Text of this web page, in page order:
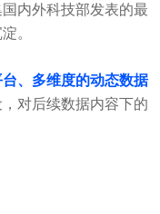
内外科技部发表的最
。
、多维度的动态数据
对后续数据内容下的